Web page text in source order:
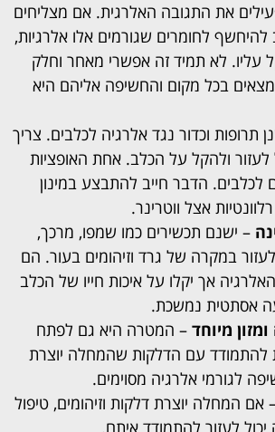
את התגובה האלרגית. אם מצליחים
לחומרים שגורמים אלו אלרגיות,
עליו. לא תמיד זה אפשרי מאחר וחלק
בכל מקום והחשיפה אליהם היא
תרופות וכדור נגד אלרגיה לכלבים. צריך
לעזור ולהקל על הכלב. אחת האופציות
לכלבים. הדבר חייב להתבצע במינון
אצל ווטרינר.
– ישנם תכשירים כמו שמפו, מרכך,
במקרה של גרד וזיהומים בעור. הם
אך יקלו על איכות חייו של הכלב
אסתטית נמשכת.
מיוחד – המטרה היא גם לפתח
להתמודד עם הדלקות שהמחלה יוצרת
לגורמי אלרגיה מסוימים.
אם המחלה יוצרת דלקות וזיהומים, טיפול
יכול לעזור להתמודד איתם.